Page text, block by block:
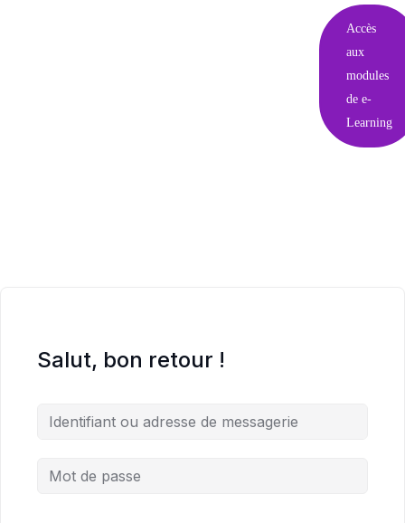
Accès
aux
modules
de e-
Learning
Salut, bon retour !